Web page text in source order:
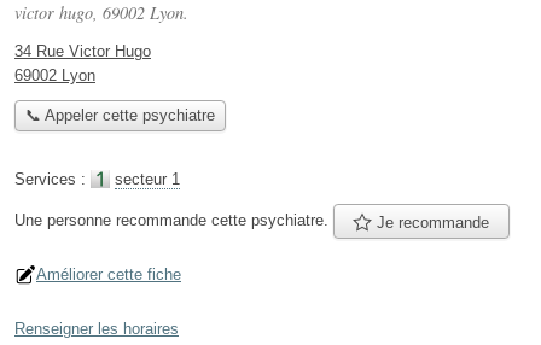
victor hugo, 69002 Lyon.
34 Rue Victor Hugo
69002 Lyon
📞 Appeler cette psychiatre
Services : secteur 1
Une personne recommande cette psychiatre. Je recommande
Améliorer cette fiche
Renseigner les horaires